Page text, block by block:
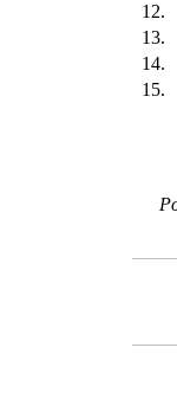
12.
13.
14.
15.